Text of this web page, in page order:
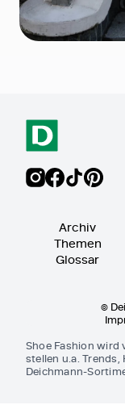
Archiv
Themen
Glossar
©
Shoe Fashion wird
stellen u.a.
Deichmann-